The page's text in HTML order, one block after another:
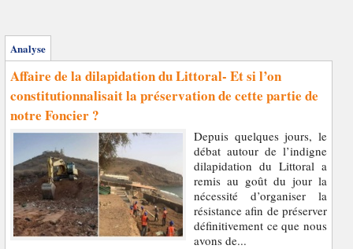
Analyse
Affaire de la dilapidation du Littoral- Et si l’on
constitutionnalisait la préservation de cette partie de
notre Foncier ?
Depuis quelques jours, le
débat autour de l’indigne
dilapidation du Littoral a
remis au goût du jour la
nécessité d’organiser la
résistance afin de préserver
définitivement ce que nous
avons de...